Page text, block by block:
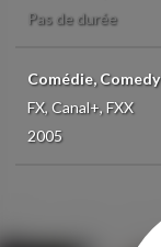
Pas de durée
Comédie, Comedy
FX, Canal+, FXX
2005